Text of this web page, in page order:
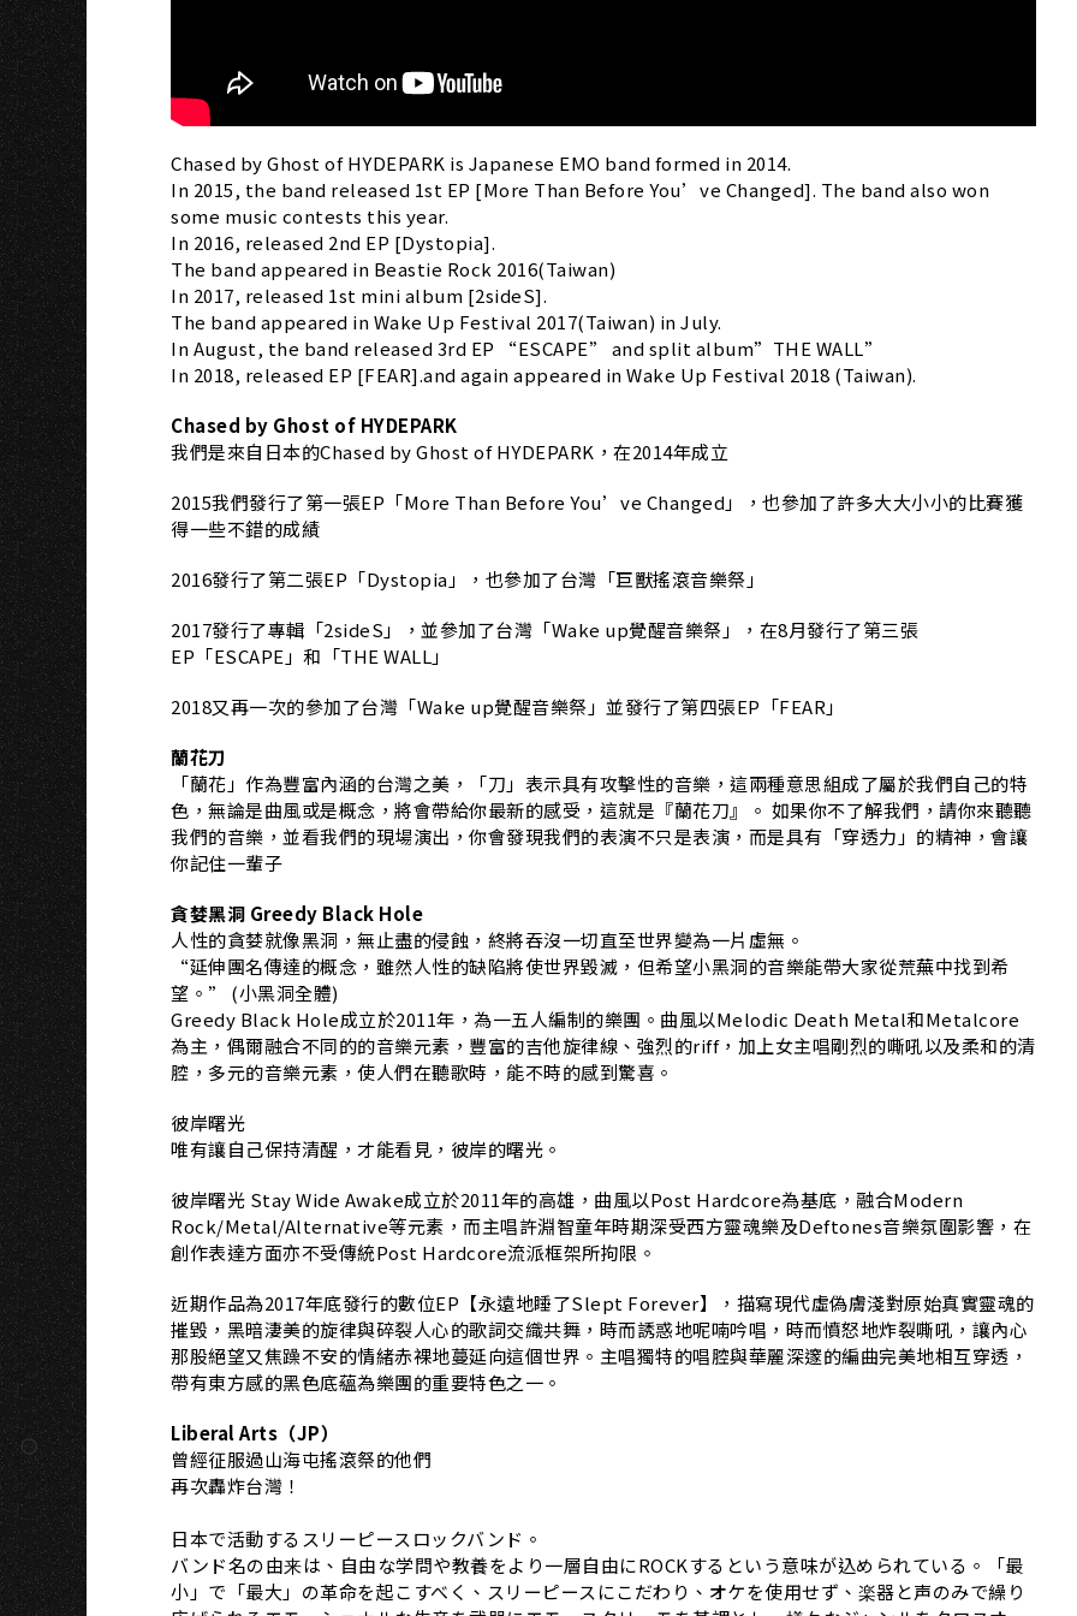
Chased by Ghost of HYDEPARK is Japanese EMO band formed in 2014.
In 2015, the band released 1st EP [More Than Before You’ve Changed]. The band also won
some music contests this year.
In 2016, released 2nd EP [Dystopia].
The band appeared in Beastie Rock 2016(Taiwan)
In 2017, released 1st mini album [2sideS].
The band appeared in Wake Up Festival 2017(Taiwan) in July.
In August, the band released 3rd EP “ESCAPE” and split album”THE WALL”
In 2018, released EP [FEAR].and again appeared in Wake Up Festival 2018 (Taiwan).
Chased by Ghost of HYDEPARK
我們是來自日本的Chased by Ghost of HYDEPARK，在2014年成立
2015我們發行了第一張EP「More Than Before You’ve Changed」，也參加了許多大大小小的比賽獲
得一些不錯的成績
2016發行了第二張EP「Dystopia」，也參加了台灣「巨獸搖滾音樂祭」
2017發行了專輯「2sideS」，並參加了台灣「Wake up覺醒音樂祭」，在8月發行了第三張
EP「ESCAPE」和「THE WALL」
2018又再一次的參加了台灣「Wake up覺醒音樂祭」並發行了第四張EP「FEAR」
蘭花刀
「蘭花」作為豐富內涵的台灣之美，「刀」表示具有攻擊性的音樂，這兩種意思組成了屬於我們自己的特
色，無論是曲風或是概念，將會帶給你最新的感受，這就是『蘭花刀』。 如果你不了解我們，請你來聽聽
我們的音樂，並看我們的現場演出，你會發現我們的表演不只是表演，而是具有「穿透力」的精神，會讓
你記住一輩子
貪婪黑洞 Greedy Black Hole
人性的貪婪就像黑洞，無止盡的侵蝕，終將吞沒一切直至世界變為一片虛無。
“延伸團名傳達的概念，雖然人性的缺陷將使世界毀滅，但希望小黑洞的音樂能帶大家從荒蕪中找到希
望。” (小黑洞全體)
Greedy Black Hole成立於2011年，為一五人編制的樂團。曲風以Melodic Death Metal和Metalcore
為主，偶爾融合不同的的音樂元素，豐富的吉他旋律線、強烈的riff，加上女主唱剛烈的嘶吼以及柔和的清
腔，多元的音樂元素，使人們在聽歌時，能不時的感到驚喜。
彼岸曙光
唯有讓自己保持清醒，才能看見，彼岸的曙光。
彼岸曙光 Stay Wide Awake成立於2011年的高雄，曲風以Post Hardcore為基底，融合Modern
Rock/Metal/Alternative等元素，而主唱許淵智童年時期深受西方靈魂樂及Deftones音樂氛圍影響，在
創作表達方面亦不受傳統Post Hardcore流派框架所拘限。
近期作品為2017年底發行的數位EP【永遠地睡了Slept Forever】，描寫現代虛偽膚淺對原始真實靈魂的
摧毀，黑暗淒美的旋律與碎裂人心的歌詞交織共舞，時而誘惑地呢喃吟唱，時而憤怒地炸裂嘶吼，讓內心
那股絕望又焦躁不安的情緒赤裸地蔓延向這個世界。主唱獨特的唱腔與華麗深邃的編曲完美地相互穿透，
帶有東方感的黑色底蘊為樂團的重要特色之一。
Liberal Arts（JP）
曾經征服過山海屯搖滾祭的他們
再次轟炸台灣！
日本で活動するスリーピースロックバンド。
バンド名の由来は、自由な学問や教養をより一層自由にROCKするという意味が込められている。「最
小」で「最大」の革命を起こすべく、スリーピースにこだわり、オケを使用せず、楽器と声のみで繰り